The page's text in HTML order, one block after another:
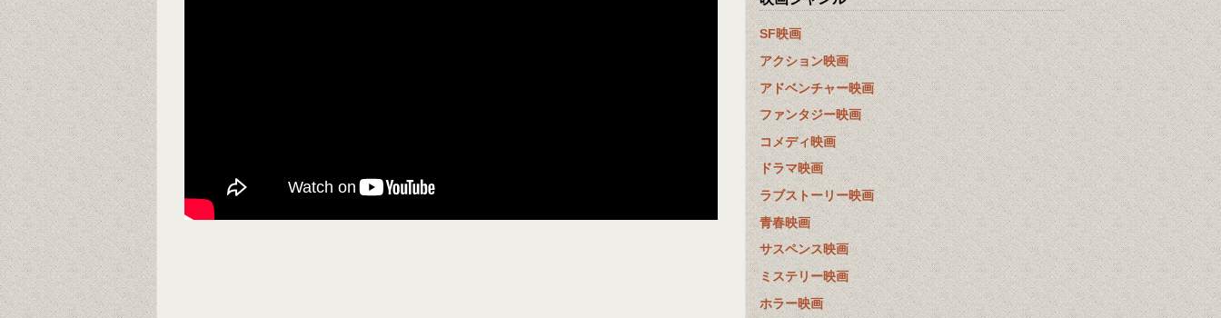
SF映画
アクション映画
アドベンチャー映画
ファンタジー映画
コメディ映画
ドラマ映画
ラブストーリー映画
青春映画
サスペンス映画
ミステリー映画
ホラー映画